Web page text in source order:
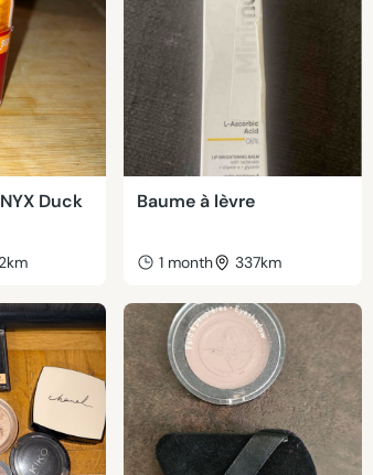
Duck
Baume à lèvre
1 month 337km